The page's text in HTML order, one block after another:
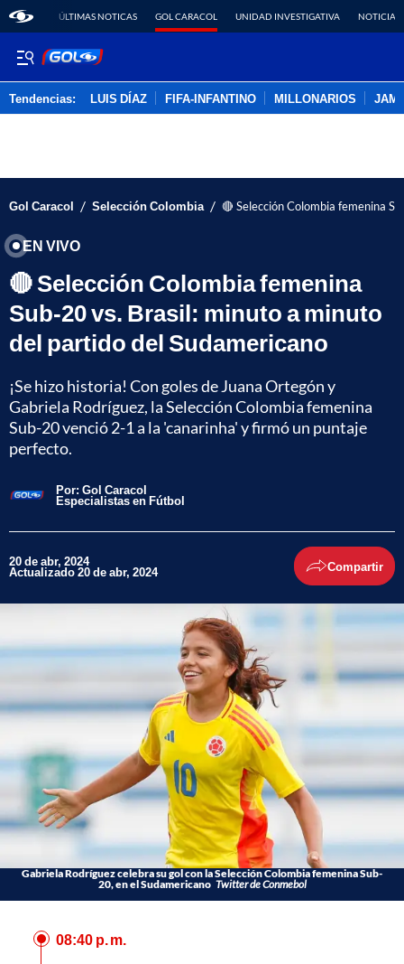
ÚLTIMAS NOTICAS GOL CARACOL UNIDAD INVESTIGATIVA NOTICIAS
Tendencias: LUIS DÍAZ FIFA-INFANTINO MILLONARIOS
Gol Caracol / Selección Colombia / 🔴 Selección Colombia femenina
EN VIVO
🔴 Selección Colombia femenina
Sub-20 vs. Brasil: minuto a minuto
del partido del Sudamericano
¡Se hizo historia! Con goles de Juana Ortegón y
Gabriela Rodríguez, la Selección Colombia femenina
Sub-20 venció 2-1 a la 'canarinha' y firmó un puntaje
perfecto.
Por: Gol Caracol
Especialistas en Fútbol
20 de abr, 2024
Actualizado 20 de abr, 2024 Compartir
Gabriela Rodríguez celebra su gol con la Selección Colombia femenina Sub-
20, en el Sudamericano Twitter de Conmebol
08:40 p. m.